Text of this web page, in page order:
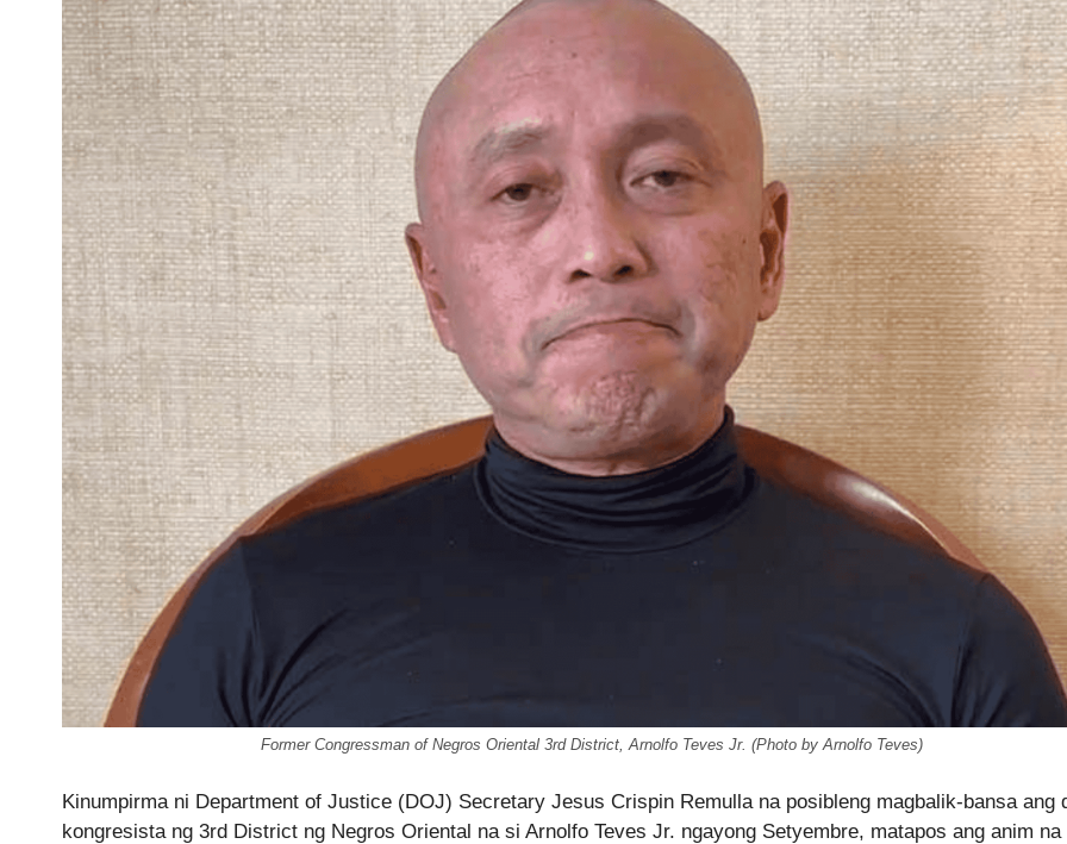
Former Congressman of Negros Oriental 3rd District, Arnolfo Teves Jr. (Photo by Arnolfo Teves)
Kinumpirma ni Department of Justice (DOJ) Secretary Jesus Crispin Remulla na posibleng magbalik-bansa ang
kongresista ng 3rd District ng Negros Oriental na si Arnolfo Teves Jr. ngayong Setyembre, matapos ang anim na